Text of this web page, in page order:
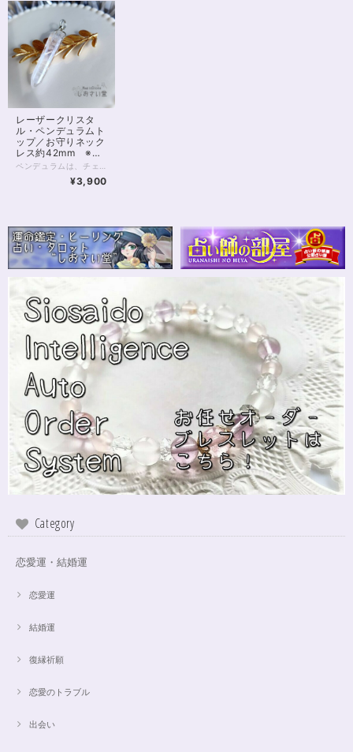
レーザークリスタ
ル・ペンデュラムト
ップ／お守りネック
レス約42mm ※チ
ェーン別売
¥3,900
Category
恋愛運・結婚運
恋愛運
結婚運
復縁祈願
恋愛のトラブル
出会い